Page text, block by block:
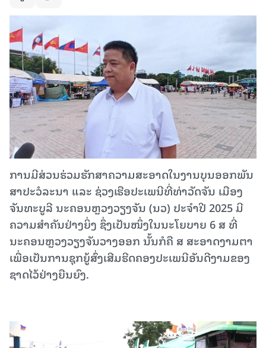
ການມີສ່ວນຮ່ວມຮັກສາຄວາມສະອາດໃນງານບຸນອອກພັນ
ສາປະວໍລະນາ ແລະ ຊ່ວງເຮືອປະເພນີທີ່ທ່າວັດຈັນ ເມືອງ
ຈັນທະບູລີ ນະຄອນຫຼວງວຽງຈັນ (ນວ) ປະຈໍາປີ 2025 ມີ
ຄວາມສຳຄັນຢ່າງຍິ່ງ ຊຶ່ງເປັນໜຶ່ງໃນນະໂຍບາຍ 6 ສ ທີ່
ນະຄອນຫຼວງວຽງຈັນວາງອອກ ນັ້ນກໍຄື ສ ສະອາດງາມຕາ
ເພື່ອເປັນການຊຸກຍູ້ສົ່ງເສີມຮີດຄອງປະເພນີອັນດີງາມຂອງ
ຊາດໄວ້ຢ່າງຍືນຍົງ.